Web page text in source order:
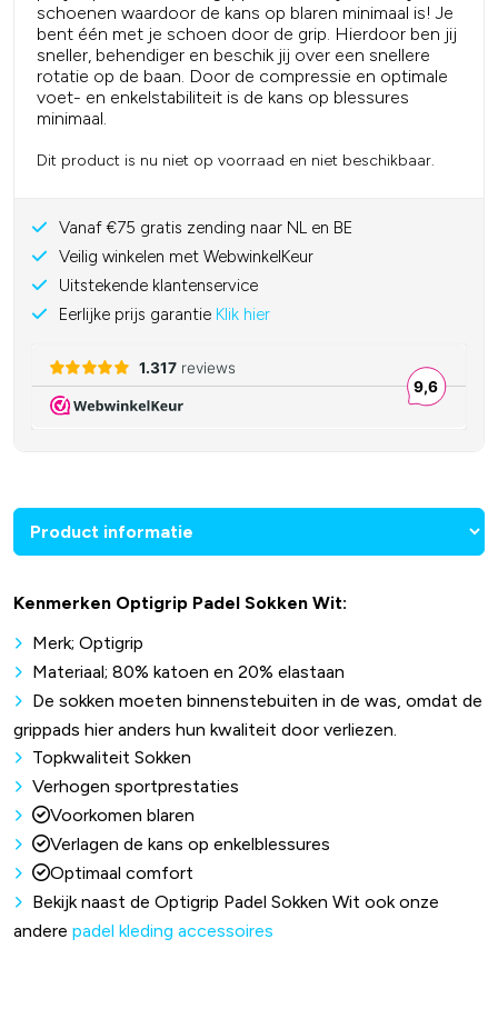
schoenen waardoor de kans op blaren minimaal is!Je
bent één met je schoen door de grip. Hierdoor ben jij
sneller, behendiger en beschik jij over een snellere
rotatie op de baan. Door de compressie en optimale
voet- en enkelstabiliteit is de kans op blessures
minimaal.
Dit product is nu niet op voorraad en niet beschikbaar.
Vanaf €75 gratis zending naar NL en BE
Veilig winkelen met WebwinkelKeur
Uitstekende klantenservice
Eerlijke prijs garantie Klik hier
Kenmerken Optigrip Padel Sokken Wit:
Merk; Optigrip
Materiaal; 80% katoen en 20% elastaan
De sokken moeten binnenstebuiten in de was, omdat de
grippads hier anders hun kwaliteit door verliezen.
Topkwaliteit Sokken
Verhogen sportprestaties
Voorkomen blaren
Verlagen de kans op enkelblessures
Optimaal comfort
Bekijk naast de Optigrip Padel Sokken Wit ook onze
andere padel kleding accessoires